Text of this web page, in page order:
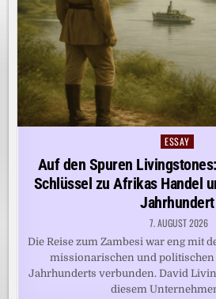
Posted
ESSAY
Auf den Spuren
Schlüssel zu Afrikas Handel
Jahrhundert
7. AUGUST 2026
Die Reise zum Zambesi war eng mit
missionarischen und politischen
Jahrhunderts verbunden. David
diesem